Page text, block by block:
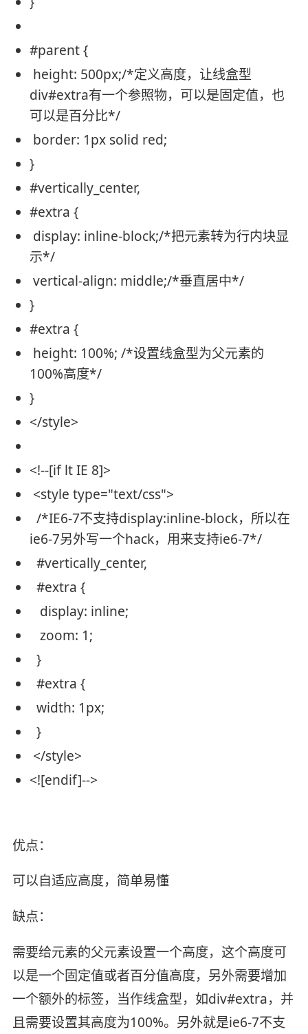
#parent{
height: 500px;/*定义高度，让线盒型
div#extra有一个参照物，可以是固定值，也
可以是百分比*/
border: 1px solid red;
}
#vertically_center,
#extra {
display: inline-block;/*把元素转为行内块显
示*/
vertical-align: middle;/*垂直居中*/
}
#extra {
height: 100%; /*设置线盒型为父元素的
100%高度*/
}
</style>
<!--[if lt IE 8]>
<style type="text/css">
/*IE6-7不支持display:inline-block，所以在
ie6-7另外写一个hack，用来支持ie6-7*/
#vertically_center,
#extra {
display: inline;
zoom: 1;
}
#extra {
width: 1px;
}
</style>
<![endif]-->
优点：
可以自适应高度，简单易懂
缺点：
需要给元素的父元素设置一个高度，这个高度可
以是一个固定值或者百分值高度，另外需要增加
一个额外的标签，当作线盒型，如div#extra，并
且需要设置其高度为100%。另外就是ie6-7不支